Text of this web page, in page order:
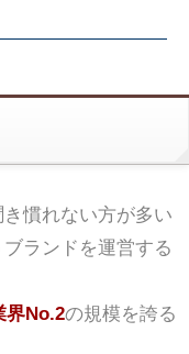
慣れない方が多い
ランドを運営する
界No.2の規模を誇る